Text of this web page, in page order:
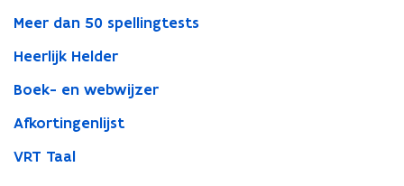
Meer dan 50 spellingtests
Heerlijk Helder
Boek- en webwijzer
Afkortingenlijst
VRT Taal